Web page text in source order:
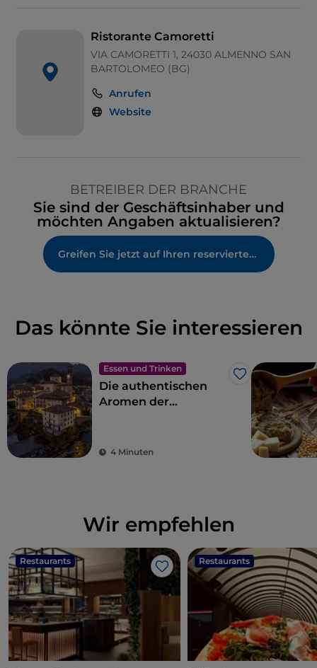
Ristorante Camoretti
VIA CAMORETTI 1, 24030 ALMENNO SAN
BARTOLOMEO (BG)
Anrufen
Website
BETREIBER DER BRANCHE
Sie sind der Geschäftsinhaber und
möchten Angaben aktualisieren?
Greifen Sie jetzt auf Ihren reservierten Bereich zu
Das könnte Sie interessieren
Essen und Trinken
Like
Die authentischen
Aromen der
Brembana
4 Minuten
Wir empfehlen
Restaurants
Like
Restaurants